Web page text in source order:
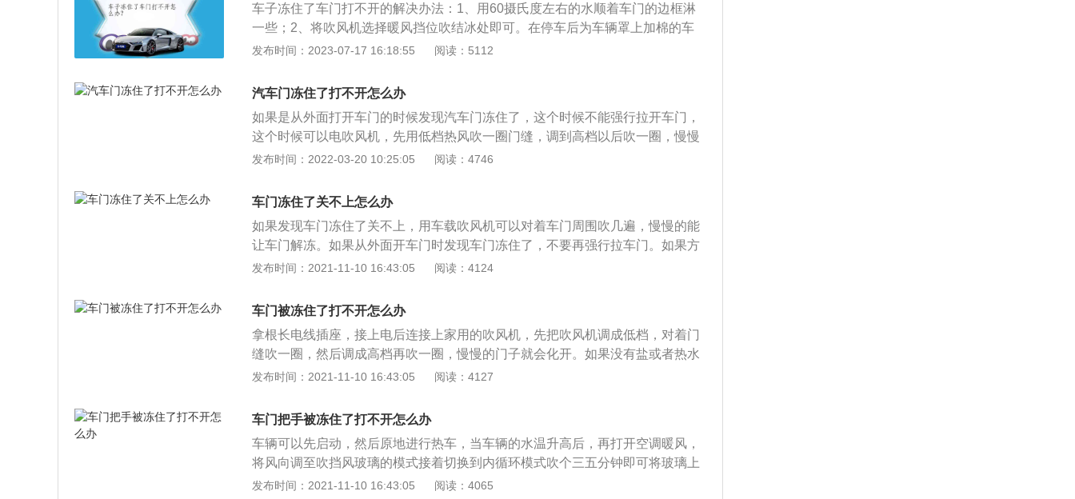
眼的冰慢慢融化掉即可。
车子冻住了车门打不开的解决办法：1、用60摄氏度左右的水顺着车门的边框淋
一些；2、将吹风机选择暖风挡位吹结冰处即可。在停车后为车辆罩上加棉的车
衣，可防止车门被冻。车子其他部位被冻的解决办法：1、车窗、挡风玻璃被冻
式；2、轮胎被冻住：用铁铲把冰根清除掉后挂入一挡或倒挡，轻踩油门或靠怠
速来前后试着移动车子；3、车锁被冻住：用吹风机把锁上的冰吹融化即可。
发布时间：2023-07-17 16:18:55 阅读：5112
汽车门冻住了打不开怎么办
如果是从外面打开车门的时候发现汽车门冻住了，这个时候不能强行拉开车门，
这个时候可以电吹风机，先用低档热风吹一圈门缝，调到高档以后吹一圈，慢慢
的被冻住的门就会化开。有些车主当发现车门被冻住打不开的时候直接用热水浇
较大的损伤，并不需要用热水来浇，只需要用温水来浇则可。而如果是在车内的
话，则可以打开暖风，等车内整体温度上升以后，车门上的被冻住的地方就会被
化开了。
发布时间：2022-03-20 10:25:05 阅读：4746
车门冻住了关不上怎么办
如果发现车门冻住了关不上，用车载吹风机可以对着车门周围吹几遍，慢慢的能
让车门解冻。如果从外面开车门时发现车门冻住了，不要再强行拉车门。如果方
便的话拿根长电线插座，接上电后连接上家用的吹风机，先把吹风机调成低档，
子打不开时，会想到用热水浇到车门上化开雪，这样比较危险，对车漆、车辆某
些零部件损害很大，其实用些温水多浇几遍也能化开冻的，温水对车辆的损害就
小了很多。如果是进入车内，想出来时发现车门冻住打不开了，这时如果车里有
车载吹风机，可以对着车门周围吹几遍，慢慢的能让车门解冻。还有个比较直接
的方法是等车内的温度上来，升到八九十度，吧暖风开到最大，车内的整体温度
时间就能化开车门。等车门化开后，要把车门都打开，用干布把车缝的水都仔细
擦干，再靠太阳晒干了，车门就不会上冻了。
发布时间：2021-11-10 16:43:05 阅读：4124
车门被冻住了打不开怎么办
拿根长电线插座，接上电后连接上家用的吹风机，先把吹风机调成低档，对着门
缝吹一圈，然后调成高档再吹一圈，慢慢的门子就会化开。如果没有盐或者热水
这些条件的话，也可以用硬的塑料卡片，比如银行卡什么的插到门缝里，上下通
沒有条件的状况下，提倡汽车车主等待一段时间，等外界的气温升高以后，车上
的结冰会自动融化，只但是融化的速度同比较慢壹些。防止车门被冻住的方法：
1、更换撕裂或丢失的橡胶垫圈车门边缘的橡胶垫圈或密封是结冰的区域，而不
是金属本身，检查每扇车门和每扇窗户周围的密封情况，如果你发现有缝隙可能
渗水，就去汽车零部件店购买替代品。2、把门框擦干净清洁整个门框，清除道
发布时间：2021-11-10 16:43:05 阅读：4127
车门把手被冻住了打不开怎么办
车辆可以先启动，然后原地进行热车，当车辆的水温升高后，再打开空调暖风，
将风向调至吹挡风玻璃的模式接着切换到内循环模式吹个三五分钟即可将玻璃上
的冰碴融化掉，这是比较保险的一种方法，最后再用干抹布、雨刷器擦干净即
发布时间：2021-11-10 16:43:05 阅读：4065